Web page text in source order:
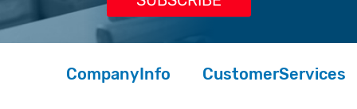
CompanyInfo CustomerServices